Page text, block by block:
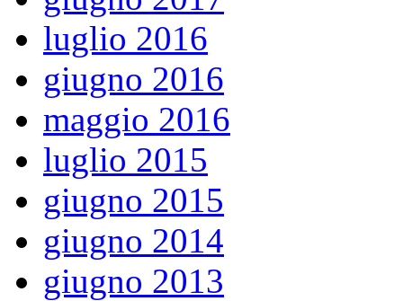
luglio 2016
giugno 2016
maggio 2016
luglio 2015
giugno 2015
giugno 2014
giugno 2013